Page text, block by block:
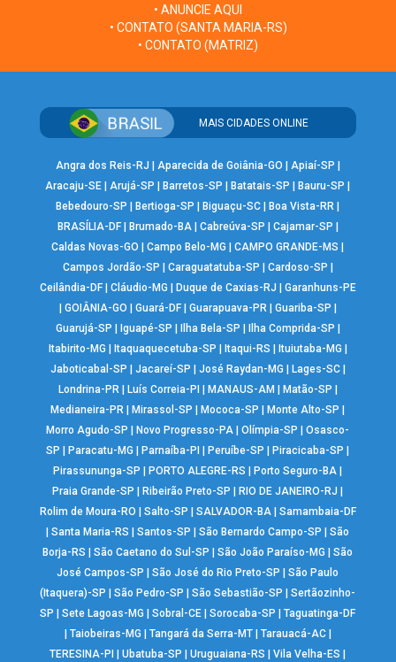
• ANUNCIE AQUI
• CONTATO (SANTA MARIA-RS)
• CONTATO (MATRIZ)
MAIS CIDADES ONLINE
Angra dos Reis-RJ Aparecida de Goiânia-GO Apiaí-SP
Aracaju-SE |Arujá-SP Barretos-SP Batatais-SP Bauru-SP
Bebedouro-SP
Bertioga-SP Biguaçu-SC Boa Vista-RR
BRASÍLIA-DF| Brumado-BA| Cabreúva-SP Cajamar-SP
Caldas Novas-GO
|Campo Belo-MG |CAMPO GRANDE-MS
Campos Jordão-SP
Caraguatatuba-SP Cardoso-SP
Ceilândia-DF| Cláudio-MG Duque de Caxias-RJ
Garanhuns-PE
GOIÂNIA-GO Guará-DF| Guarapuava-PR| Guariba-SP
Guarujá-SP
Iguapé-SP Ilha Bela-SP Ilha Comprida-SP
Itabirito-MG
Itaquaquecetuba-SP Itaqui-RS Ituiutaba-MG
Jaboticabal-SP
Jacareí-SP José Raydan-MG Lages-SC|
Londrina-PR| Luís Correia-PI MANAUS-AM Matão-SP
Medianeira-PR
Mirassol-SP Mococa-SP Monte Alto-SP
Morro Agudo-SP
Novo Progresso-PA |Olímpia-SP |Osasco-
SP
Paracatu-MG Parnaíba-PI Peruíbe-SP Piracicaba-SP
Pirassununga-SP
PORTO ALEGRE-RS Porto Seguro-BA
Praia Grande-SP
Ribeirão Preto-SP RIO DE JANEIRO-RJ
Rolim de Moura-RO
Salto-SP SALVADOR-BA| Samambaia-DF
|Santa Maria-RS |Santos-SP |São Bernardo Campo-SP |São
Borja-RS
|São Caetano do Sul-SP |São João Paraíso-MG |São
José Campos-SP
|São José do Rio Preto-SP |São Paulo
(Itaquera)-SP
|São Pedro-SP |São Sebastião-SP |Sertãozinho-
SP
|Sete Lagoas-MG |Sobral-CE |Sorocaba-SP |Taguatinga-DF
Taiobeiras-MG Tangará da Serra-MT| Tarauacá-AC|
TERESINA-PI
|Ubatuba-SP |Uruguaiana-RS |Vila Velha-ES